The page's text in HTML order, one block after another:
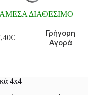
ΑΜΕΣΑ ΔΙΑΘΕΣΙΜΟ
€
Γρήγορη
Αγορά
4x4